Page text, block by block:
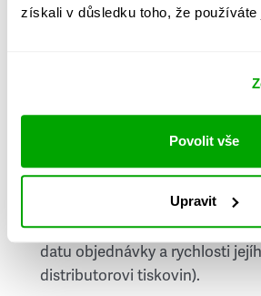
získali v důsledku toho, že používáte
Povolit vše
Upravit
doručování týdeníku Respekt v
první vydání ve vaší schránce
příští, nejpozději přespříští
datu objednávky a rychlosti
distributorovi tiskovin).